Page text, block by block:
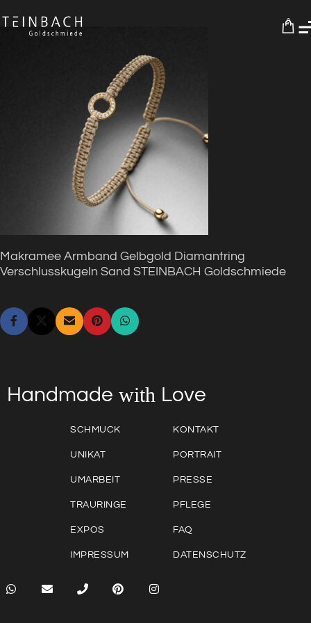
0
Makramee Armband Gelbgold Diamantring
Verschlusskugeln Sand STEINBACH Goldschmiede
Handmade with Love
SCHMUCK
UNIKAT
UMARBEIT
TRAURINGE
EXPOS
IMPRESSUM
KONTAKT
PORTRAIT
PRESSE
PFLEGE
FAQ
DATENSCHUTZ